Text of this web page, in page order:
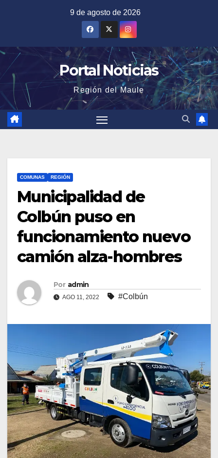
9 de agosto de 2026
Portal Noticias
Región del Maule
COMUNAS REGIÓN
Municipalidad de
Colbún puso en
funcionamiento nuevo
camión alza-hombres
Por admin
AGO 11, 2022 #Colbún